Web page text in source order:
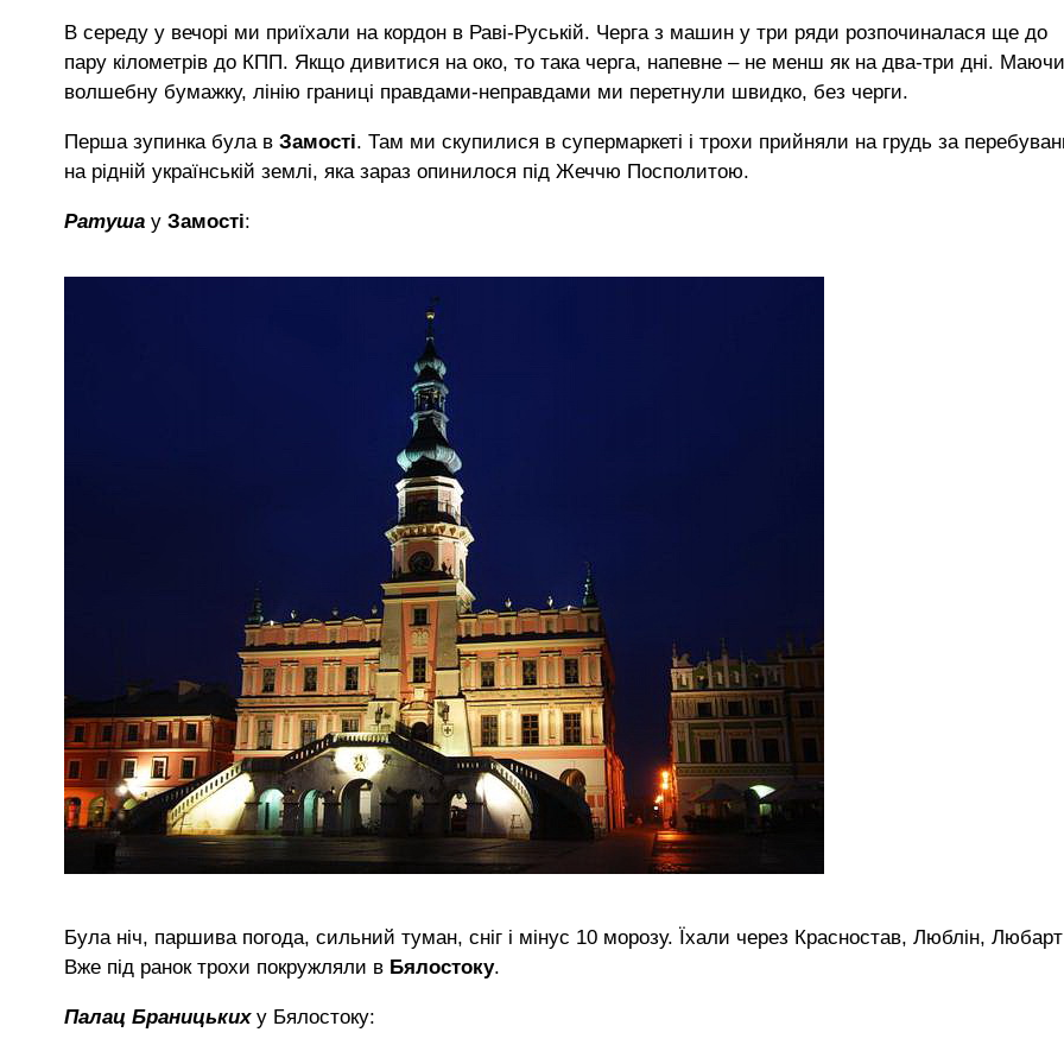
В середу у вечорі ми приїхали на кордон в Раві-Руській. Черга з машин у три ряди розпочиналася ще до
пару кілометрів до КПП. Якщо дивитися на око, то така черга, напевне – не менш як на два-три дні. Маючи
волшебну бумажку, лінію границі правдами-неправдами ми перетнули швидко, без черги.
Перша зупинка була в Замості. Там ми скупилися в супермаркеті і трохи прийняли на грудь за
на рідній українській землі, яка зараз опинилося під Жеччю Посполитою.
Ратуша у Замості:
Була ніч, паршива погода, сильний туман, сніг і мінус 10 морозу. Їхали через Красностав, Люблін,
Вже під ранок трохи покружляли в Бялостоку.
Палац Браницькиху Бялостоку: